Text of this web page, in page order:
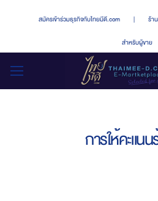
สมัครเข้าร่วมธุรกิจกับไทยมีดี.com | ร้า
สำหรับผู้ขาย
การให้คะแน